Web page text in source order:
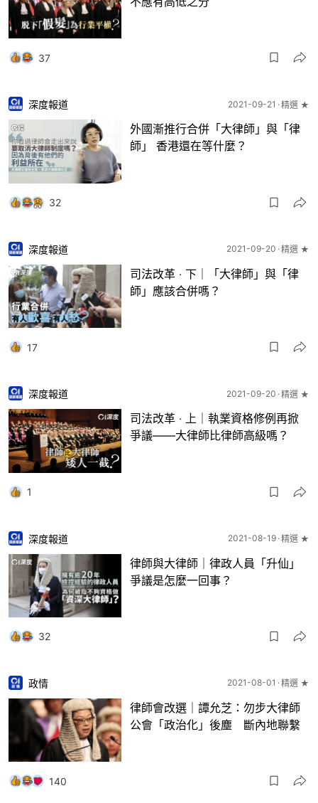
37
深度報道 2021-09-21 精選 ★
外國漸推行合併「大律師」與「律
師」 香港還在等什麼？
32
深度報道 2021-09-20 精選 ★
司法改革 ‧ 下｜「大律師」與「律
師」應該合併嗎？
17
深度報道 2021-09-20 精選 ★
司法改革 ‧ 上｜執業資格修例再掀
爭議——大律師比律師高級嗎？
1
深度報道 2021-08-19 精選 ★
律師與大律師｜律政人員「升仙」
爭議是怎麼一回事？
32
政情 2021-08-01 精選 ★
律師會改選｜譚允芝：勿步大律師
公會「政治化」後塵 斷內地聯繫
140